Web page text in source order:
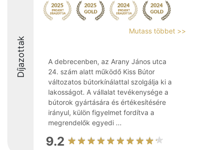
Díjazottak
Mutass többet >>
A debrecenben, az Arany János utca
24. szám alatt működő Kiss Bútor
változatos bútorkínálattal szolgálja ki a
lakosságot. A vállalat tevékenysége a
bútorok gyártására és értékesítésére
irányul, külön figyelmet fordítva a
megrendelők egyedi ...
9.2